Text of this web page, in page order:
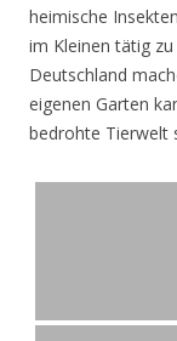
heimische
im Kleinen tätig
Deutschland
eigenen Garten
bedrohte Tierwelt